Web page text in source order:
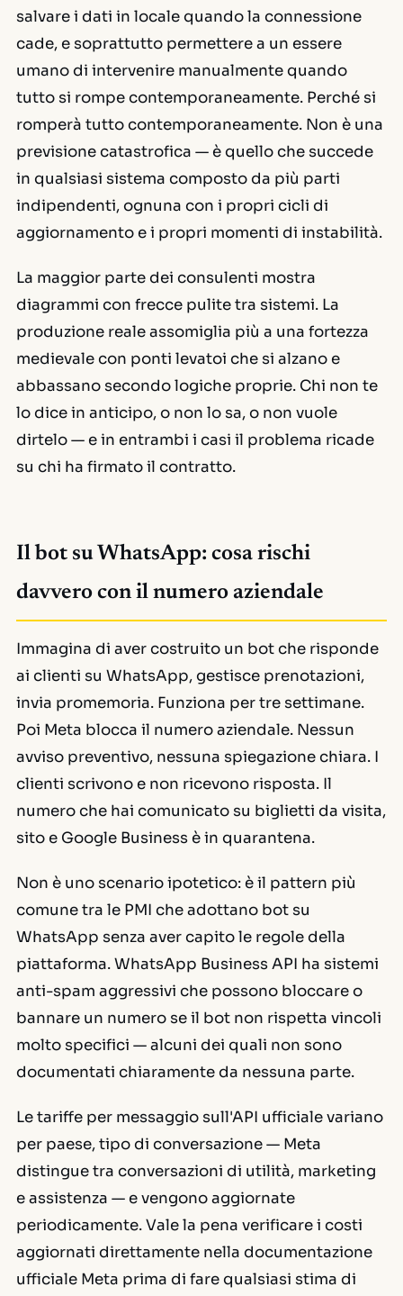
salvare i dati in locale quando la connessione
cade, e soprattutto permettere a un essere
umano di intervenire manualmente quando
tutto si rompe contemporaneamente. Perché si
romperà tutto contemporaneamente. Non è una
previsione catastrofica — è quello che succede
in qualsiasi sistema composto da più parti
indipendenti, ognuna con i propri cicli di
aggiornamento e i propri momenti di instabilità.
La maggior parte dei consulenti mostra
diagrammi con frecce pulite tra sistemi. La
produzione reale assomiglia più a una fortezza
medievale con ponti levatoi che si alzano e
abbassano secondo logiche proprie. Chi non te
lo dice in anticipo, o non lo sa, o non vuole
dirtelo — e in entrambi i casi il problema ricade
su chi ha firmato il contratto.
Il bot su WhatsApp: cosa rischi
davvero con il numero aziendale
Immagina di aver costruito un bot che risponde
ai clienti su WhatsApp, gestisce prenotazioni,
invia promemoria. Funziona per tre settimane.
Poi Meta blocca il numero aziendale. Nessun
avviso preventivo, nessuna spiegazione chiara. I
clienti scrivono e non ricevono risposta. Il
numero che hai comunicato su biglietti da visita,
sito e Google Business è in quarantena.
Non è uno scenario ipotetico: è il pattern più
comune tra le PMI che adottano bot su
WhatsApp senza aver capito le regole della
piattaforma. WhatsApp Business API ha sistemi
anti-spam aggressivi che possono bloccare o
bannare un numero se il bot non rispetta vincoli
molto specifici — alcuni dei quali non sono
documentati chiaramente da nessuna parte.
Le tariffe per messaggio sull'API ufficiale variano
per paese, tipo di conversazione — Meta
distingue tra conversazioni di utilità, marketing
e assistenza — e vengono aggiornate
periodicamente. Vale la pena verificare i costi
aggiornati direttamente nella documentazione
ufficiale Meta prima di fare qualsiasi stima di